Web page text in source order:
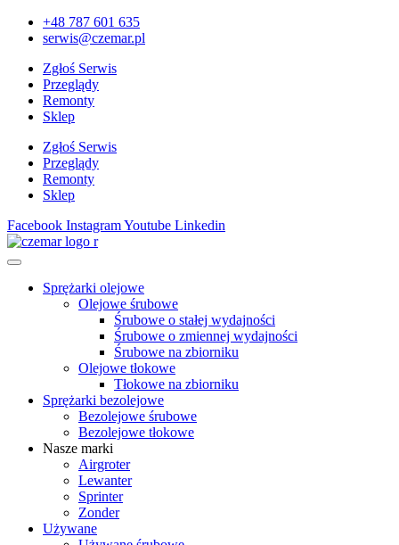
+48 787 601 635
serwis@czemar.pl
Zgłoś Serwis
Przeglądy
Remonty
Sklep
Zgłoś Serwis
Przeglądy
Remonty
Sklep
Facebook InstagramYoutube Linkedin
Sprężarki olejowe
Olejowe śrubowe
Śrubowe o stałej wydajności
Śrubowe o zmiennej wydajności
Śrubowe na zbiorniku
Olejowe tłokowe
Tłokowe na zbiorniku
Sprężarki bezolejowe
Bezolejowe śrubowe
Bezolejowe tłokowe
Nasze marki
Airgroter
Lewanter
Sprinter
Zonder
Używane